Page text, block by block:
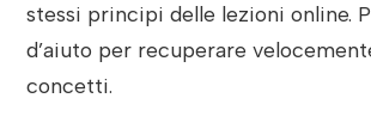
stessi principi delle lezioni online.
d’aiuto per recuperare
concetti.